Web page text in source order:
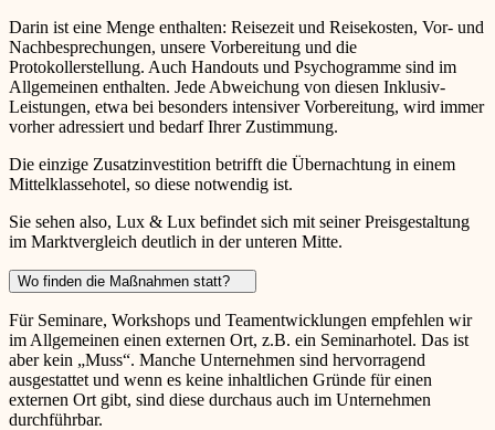
Darin ist eine Menge enthalten: Reisezeit und Reisekosten, Vor- und
Nachbesprechungen, unsere Vorbereitung und die
Protokollerstellung. Auch Handouts und Psychogramme sind im
Allgemeinen enthalten. Jede Abweichung von diesen Inklusiv-
Leistungen, etwa bei besonders intensiver Vorbereitung, wird immer
vorher adressiert und bedarf Ihrer Zustimmung.
Die einzige Zusatzinvestition betrifft die Übernachtung in einem
Mittelklassehotel, so diese notwendig ist.
Sie sehen also, Lux & Lux befindet sich mit seiner Preisgestaltung
im Marktvergleich deutlich in der unteren Mitte.
Wo finden die Maßnahmen statt?
Für Seminare, Workshops und Teamentwicklungen empfehlen wir
im Allgemeinen einen externen Ort, z.B. ein Seminarhotel. Das ist
aber kein „Muss“. Manche Unternehmen sind hervorragend
ausgestattet und wenn es keine inhaltlichen Gründe für einen
externen Ort gibt, sind diese durchaus auch im Unternehmen
durchführbar.